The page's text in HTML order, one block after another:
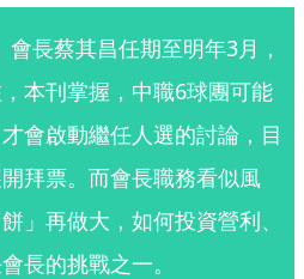
會長蔡其昌任期至明年3月，
本刊掌握，中職6球團可能
會啟動繼任人選的討論，目
拜票。而會長職務看似風
」再做大，如何投資營利、
長的挑戰之一。